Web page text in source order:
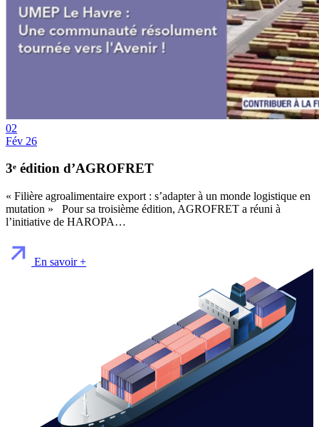
02
Fév 26
3ᵉ édition d’AGROFRET
« Filière agroalimentaire export : s’adapter à un monde logistique en
mutation » Pour sa troisième édition, AGROFRET a réuni à
l’initiative de HAROPA…
En savoir +